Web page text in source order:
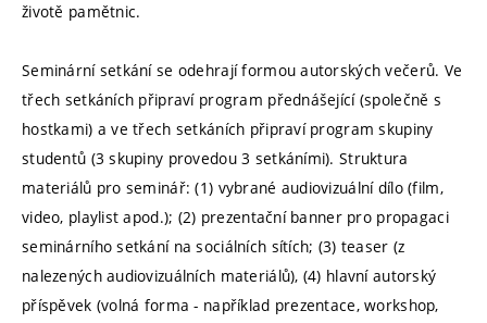
životě pamětnic.
Seminární setkání se odehrají formou autorských večerů. Ve
třech setkáních připraví program přednášející (společně s
hostkami) a ve třech setkáních připraví program skupiny
studentů (3 skupiny provedou 3 setkáními). Struktura
materiálů pro seminář: (1) vybrané audiovizuální dílo (film,
video, playlist apod.); (2) prezentační banner pro propagaci
seminárního setkání na sociálních sítích; (3) teaser (z
nalezených audiovizuálních materiálů), (4) hlavní autorský
příspěvek (volná forma - například prezentace, workshop,